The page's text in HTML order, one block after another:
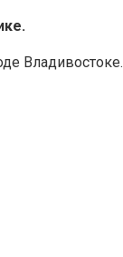
Владивостоке.